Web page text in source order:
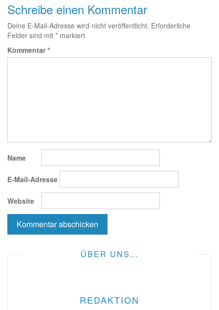
Schreibe einen Kommentar
Deine E-Mail-Adresse wird nicht veröffentlicht. Erforderliche
Felder sind mit * markiert
Kommentar*
Name
E-Mail-Adresse
Website
ÜBER UNS…
REDAKTION